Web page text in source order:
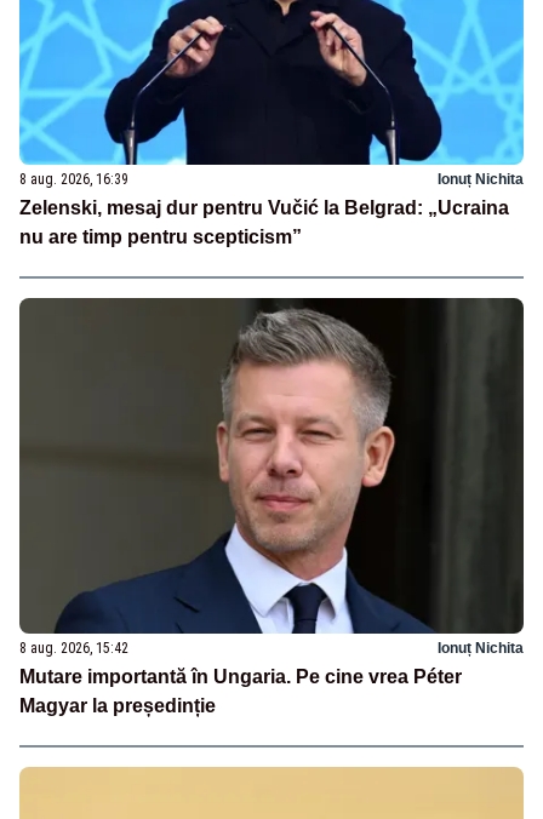
8 aug. 2026, 16:39 Ionuț Nichita
Zelenski, mesaj dur pentru Vučić la Belgrad: „Ucraina
nu are timp pentru scepticism”
8 aug. 2026, 15:42 Ionuț Nichita
Mutare importantă în Ungaria. Pe cine vrea Péter
Magyar la președinție